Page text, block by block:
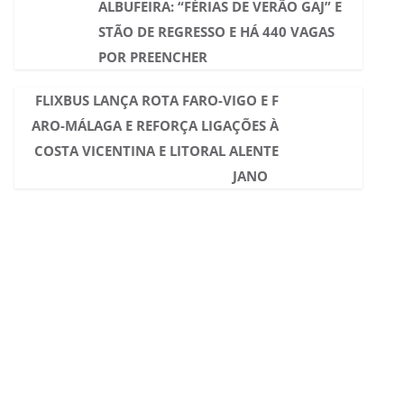
ALBUFEIRA: “FÉRIAS DE VERÃO GAJ” E
STÃO DE REGRESSO E HÁ 440 VAGAS
POR PREENCHER
FLIXBUS LANÇA ROTA FARO-VIGO E F
ARO-MÁLAGA E REFORÇA LIGAÇÕES À
COSTA VICENTINA E LITORAL ALENTE
JANO